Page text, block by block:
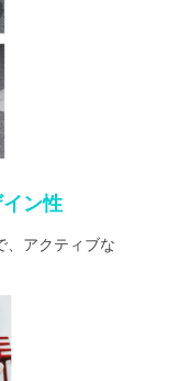
ン性
、アクティブな